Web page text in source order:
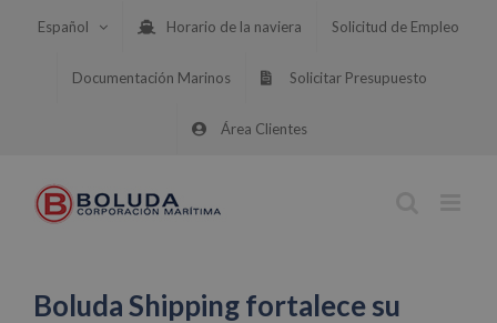
Español Horario de la naviera Solicitud de Empleo
Documentación Marinos Solicitar Presupuesto
Área Clientes
Boluda Shipping fortalece su